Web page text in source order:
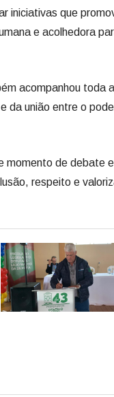
iniciativas que
e acolhedora
acompanhou toda
da união entre o
momento de debate
respeito e